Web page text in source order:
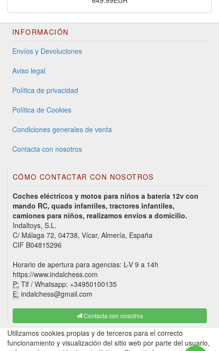
INFORMACIÓN
Envíos y Devoluciones
Aviso legal
Política de privacidad
Política de Cookies
Condiciones generales de venta
Contacta con nosotros
CÓMO CONTACTAR CON NOSOTROS
Coches eléctricos y motos para niños a batería 12v con
mando RC, quads infantiles, tractores infantiles,
camiones para niños, realizamos envíos a domicilio.
Indaltoys, S.L.
C/ Málaga 72, 04738, Vícar, Almería, España
CIF B04815296
Horario de apertura para agencias: L-V 9 a 14h
https://www.indalchess.com
P: Tlf / Whatsapp: +34950100135
E: indalchess@gmail.com
Contacta con nosotros
Utilizamos cookies propias y de terceros para el correcto
funcionamiento y visualización del sitio web por parte del usuario,